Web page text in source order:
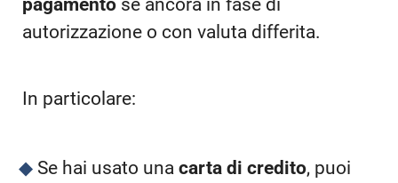
pagamento se ancora in fase di
autorizzazione o con valuta differita.
In particolare:
Se hai usato una carta di credito, puoi